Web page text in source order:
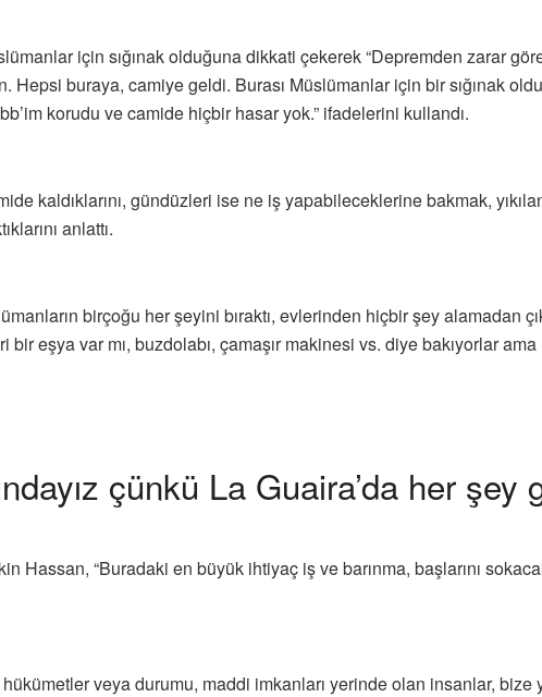
için sığınak olduğuna dikkati çekerek “Depremden zarar
buraya, camiye geldi. Burası Müslümanlar için bir sığınak
korudu ve camide hiçbir hasar yok.” ifadelerini kullandı.
kaldıklarını, gündüzleri ise ne iş yapabileceklerine bakmak,
anlattı.
birçoğu her şeyini bıraktı, evlerinden hiçbir şey alamadan
eşya var mı, buzdolabı, çamaşır makinesi vs. diye bakıyorlar ama
çünkü La Guaira’da her şey
Hassan, “Buradaki en büyük ihtiyaç iş ve barınma, başlarını
hükümetler veya durumu, maddi imkanları yerinde olan insanlar, bize